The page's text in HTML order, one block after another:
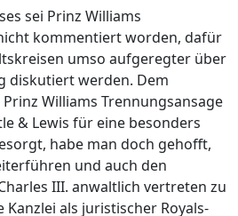
sei Prinz Williams
kommentiert worden, dafür
umso aufgeregter über
diskutiert werden. Dem
Williams Trennungsansage
& Lewis für eine besonders
habe man doch gehofft,
und auch den
III. anwaltlich vertreten zu
als juristischer Royals-